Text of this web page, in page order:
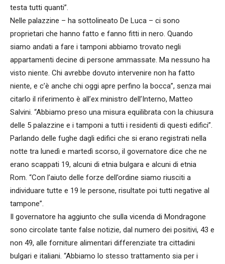
testa tutti quanti”.
Nelle palazzine – ha sottolineato De Luca – ci sono
proprietari che hanno fatto e fanno fitti in nero. Quando
siamo andati a fare i tamponi abbiamo trovato negli
appartamenti decine di persone ammassate. Ma nessuno ha
visto niente. Chi avrebbe dovuto intervenire non ha fatto
niente, e c’è anche chi oggi apre perfino la bocca”, senza mai
citarlo il riferimento è all’ex ministro dell’Interno, Matteo
Salvini. “Abbiamo preso una misura equilibrata con la chiusura
delle 5 palazzine e i tamponi a tutti i residenti di questi edifici”.
Parlando delle fughe dagli edifici che si erano registrati nella
notte tra lunedì e martedì scorso, il governatore dice che ne
erano scappati 19, alcuni di etnia bulgara e alcuni di etnia
Rom. “Con l’aiuto delle forze dell’ordine siamo riusciti a
individuare tutte e 19 le persone, risultate poi tutti negative al
tampone”.
Il governatore ha aggiunto che sulla vicenda di Mondragone
sono circolate tante false notizie, dal numero dei positivi, 43 e
non 49, alle forniture alimentari differenziate tra cittadini
bulgari e italiani. “Abbiamo lo stesso trattamento sia per i